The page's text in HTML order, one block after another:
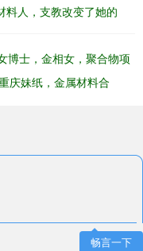
料人，支教改变了她的
博士，金相女，聚合物项
庆妹纸，金属材料合
畅言一下